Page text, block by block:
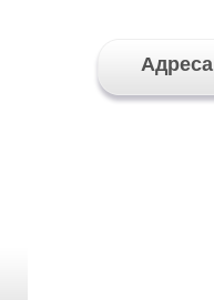
Адреса